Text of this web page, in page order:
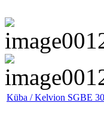
Küba / Kelvion SGBE